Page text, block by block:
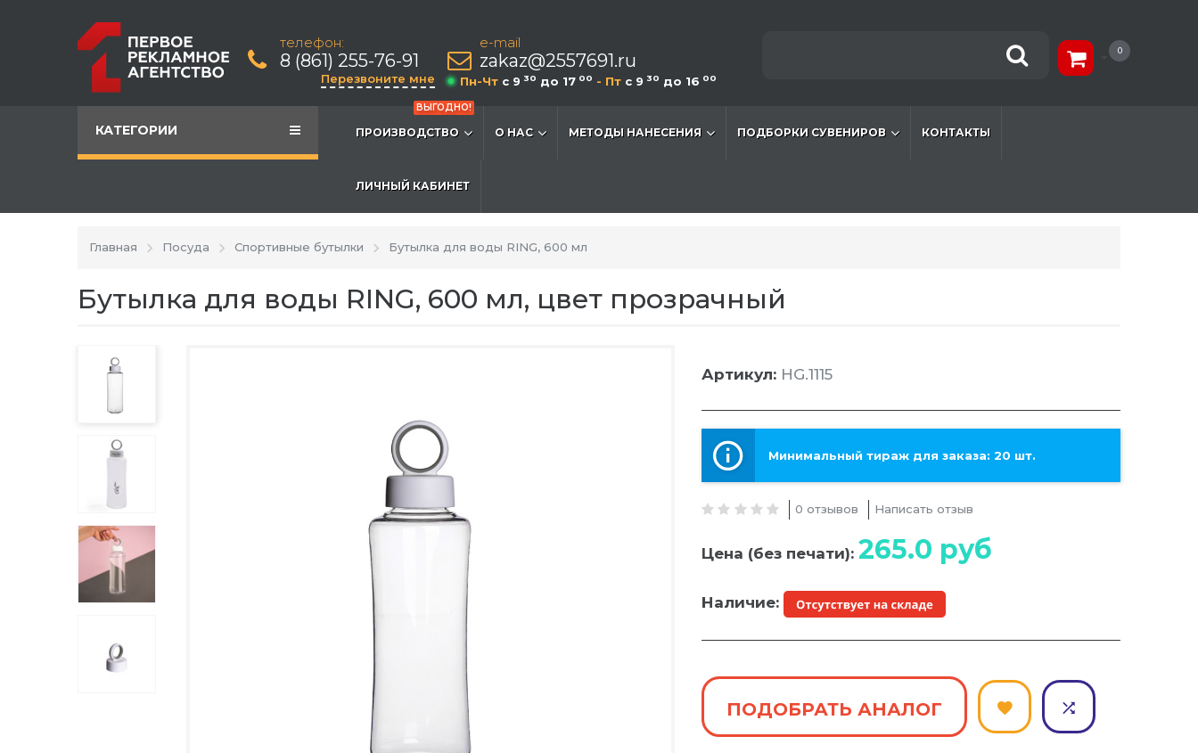
телефон:
8 (861) 255-76-91
Перезвоните мне
e-mail
zakaz@2557691.ru
Пн-Чт c 9 30 до 17 00 - Пт c 9 30 до 16 00
0
КАТЕГОРИИ
ВЫГОДНО!
ПРОИЗВОДСТВО О НАС МЕТОДЫ НАНЕСЕНИЯ ПОДБОРКИ СУВЕНИРОВ КОНТАКТЫ
ЛИЧНЫЙ КАБИНЕТ
Главная Посуда Спортивные бутылки Бутылка для воды RING, 600 мл
Бутылка для воды RING, 600 мл, цвет прозрачный
Артикул: HG.1115
Минимальный тираж для заказа: 20 шт.
0 отзывов Написать отзыв
Цена (без печати): 265.0 руб
Наличие:
ПОДОБРАТЬ АНАЛОГ